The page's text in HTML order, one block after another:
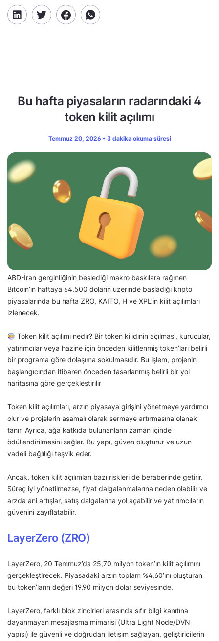
Bu hafta piyasaların radarındaki 4
token kilit açılımı
Temmuz 20, 2026 • 3 dakika okuma süresi
ABD-İran gerginliğinin beslediği makro baskılara rağmen
Bitcoin’in haftaya 64.500 doların üzerinde başladığı kripto
piyasalarında bu hafta ZRO, KAITO, H ve XPL’in kilit açılımları
izlenecek.
Token kilit açılımı nedir? Bir token kilidinin açılması, kurucular,
yatırımcılar veya hazine için önceden kilitlenmiş token’ları belirli
bir programa göre dolaşıma sokulmasıdır. Bu işlem, projenin
başlangıcından itibaren önceden tasarlanmış belirli bir yol
haritasına göre gerçekleştirilir
Token kilit açılımları, arzın piyasaya girişini yönetmeye yardımcı
olur ve projelerin aşamalı olarak sermaye artırmasına olanak
tanır. Ayrıca, ağa katkıda bulunanların zaman içinde
ödüllendirilmesini sağlar. Bu yapı, güven oluşturur ve uzun
vadeli bağlılığı teşvik eder.
Ancak, token kilit açılımları bazı riskleri de beraberinde getirir.
Süreç iyi yönetilmezse, fiyat dalgalanmalarına neden olabilir ve
arzda ani artışlar, satış dalgalarına yol açabilir ve yatırımcıların
güvenini zayıflatabilir.
LayerZero (ZRO)
LayerZero, 20 Temmuz’da 25,70 milyon token’ın kilit açılımını
gerçekleştirecek. Piyasadaki arzın toplam %4,60’ını oluşturan
bu token’ların değeri 19,90 milyon dolar seviyesinde.
LayerZero, farklı blok zincirleri arasında sıfır bilgi kanıtına
dayanmayan mesajlaşma mimarisi (Ultra Light Node/DVN
yapısı) ile güvenli ve doğrudan iletişim sağlayan, geliştiricilerin